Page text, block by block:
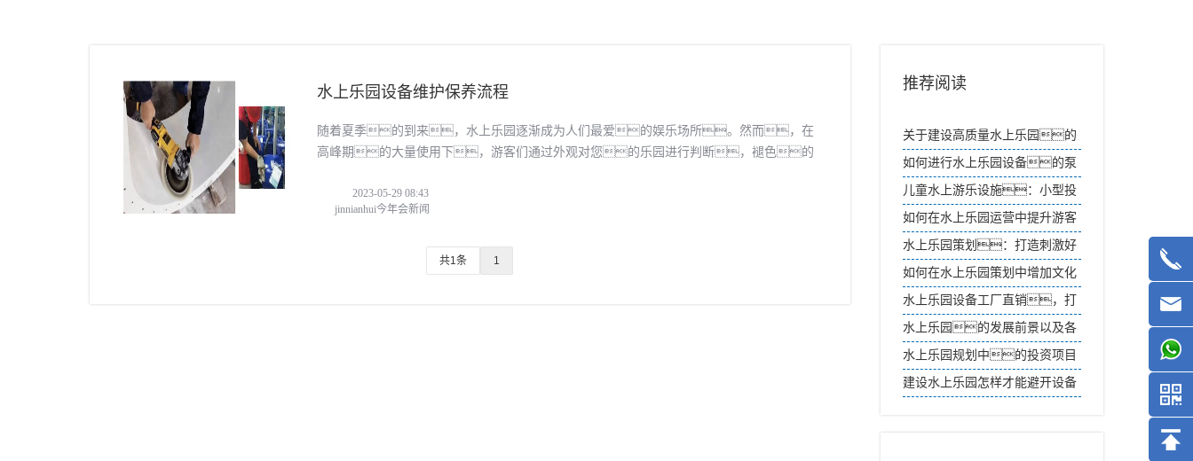
水上乐园设备维护保养流程
随着夏季的到来，水上乐园逐渐成为人们最爱的娱乐场所。然而，在
高峰期的大量使用下，游客们通过外观对您的乐园进行判断，褪色的
要。妥善的维
2023-05-29 08:43
jinnianhui今年会新闻
共1条 1
推荐阅读
关于建设高质量水上乐园的
理解
如何进行水上乐园设备的泵
送装置检查？
儿童水上游乐设施：小型投
资，丰厚回报
如何在水上乐园运营中提升游客
忠诚度？
水上乐园策划：打造刺激好
玩的水上项目
如何在水上乐园策划中增加文化
体验？
水上乐园设备工厂直销，打
造欢乐水世界
水上乐园的发展前景以及各
方面收入的相关介绍
水上乐园规划中的投资项目
选择如何进行市场调研？
建设水上乐园怎样才能避开设备